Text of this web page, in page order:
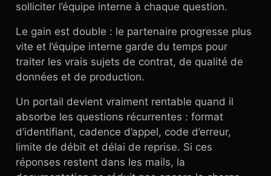
solliciter l’équipe interne à chaque question.
Le gain est double : le partenaire progresse plus
vite et l’équipe interne garde du temps pour
traiter les vrais sujets de contrat, de qualité de
données et de production.
Un portail devient vraiment rentable quand il
absorbe les questions récurrentes : format
d’identifiant, cadence d’appel, code d’erreur,
limite de débit et délai de reprise. Si ces
réponses restent dans les mails, la